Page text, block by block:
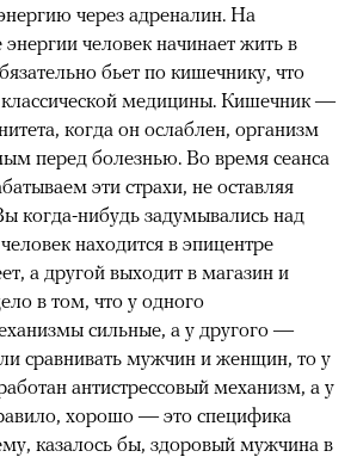
через адреналин. На
человек начинает жить в
бьет по кишечнику, что
классической медицины. Кишечник —
когда он ослаблен, организм
перед болезнью. Во время сеанса
эти страхи, не оставляя
когда-нибудь задумывались над
находится в эпицентре
а другой выходит в магазин и
в том, что у одного
сильные, а у другого —
сравнивать мужчин и женщин, то у
антистрессовый механизм, а у
хорошо — это специфика
казалось бы, здоровый мужчина в